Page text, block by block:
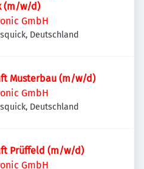
(m/w/d)
GmbH
Deutschland
Elektrofachkraft Musterbau (m/w/d)
GmbH
Deutschland
Elektrofachkraft Prüffeld (m/w/d)
GmbH